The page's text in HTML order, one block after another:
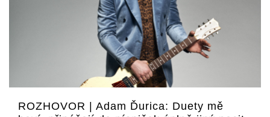
ROZHOVOR | Adam Ďurica: Duety mě